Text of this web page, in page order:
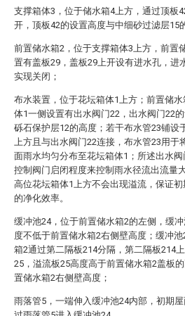
支撑箱体3，位于储水箱4上方，通过顶板
开，顶板42的设置高度与中细砂过滤层15
前置储水箱2，位于支撑箱体3上方，前置
置有盖板29，盖板29上开设有进水孔，进
实现关闭；
布水装置，位于花坛箱体1上方；前置储
体1一侧设置有出水阀门22，出水阀门22
砾石保护层12的高度；若干布水管23铺设
上方且与出水阀门22连接，布水管23用于
面雨水均匀分布至花坛箱体1；所述出水阀
控制阀门启闭程度来控制雨水径流出流量
高位花坛箱体1上方不会出现溢流，保证
的净化效率。
缓冲池24，位于前置储水箱2的左侧，缓
度不低于前置储水箱2右侧壁高度；缓冲
箱2通过第二隔板214分隔，第二隔板214
25，溢流板25高度高于前置储水箱2盖板
置储水箱2右侧壁高度；
雨落管5，一端伸入缓冲池24内部，初期